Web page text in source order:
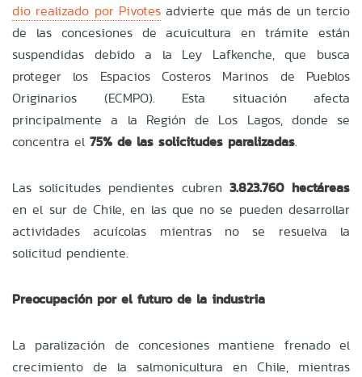
dio realizado por Pivotes advierte que más de un tercio
de las concesiones de acuicultura en trámite están
suspendidas debido a la Ley Lafkenche, que busca
proteger los Espacios Costeros Marinos de Pueblos
Originarios (ECMPO). Esta situación afecta
principalmente a la Región de Los Lagos, donde se
concentra el 75% de las solicitudes paralizadas.
Las solicitudes pendientes cubren 3.823.760 hectáreas
en el sur de Chile, en las que no se pueden desarrollar
actividades acuícolas mientras no se resuelva la
solicitud pendiente.
Preocupación por el futuro de la industria
La paralización de concesiones mantiene frenado el
crecimiento de la salmonicultura en Chile, mientras